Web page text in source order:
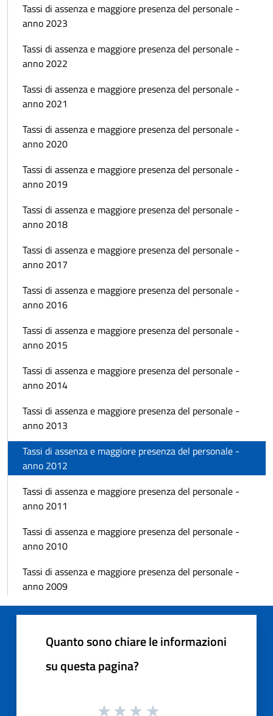
Tassi di assenza e maggiore presenza del personale -
anno 2023
Tassi di assenza e maggiore presenza del personale -
anno 2022
Tassi di assenza e maggiore presenza del personale -
anno 2021
Tassi di assenza e maggiore presenza del personale -
anno 2020
Tassi di assenza e maggiore presenza del personale -
anno 2019
Tassi di assenza e maggiore presenza del personale -
anno 2018
Tassi di assenza e maggiore presenza del personale -
anno 2017
Tassi di assenza e maggiore presenza del personale -
anno 2016
Tassi di assenza e maggiore presenza del personale -
anno 2015
Tassi di assenza e maggiore presenza del personale -
anno 2014
Tassi di assenza e maggiore presenza del personale -
anno 2013
Tassi di assenza e maggiore presenza del personale -
anno 2012
Tassi di assenza e maggiore presenza del personale -
anno 2011
Tassi di assenza e maggiore presenza del personale -
anno 2010
Tassi di assenza e maggiore presenza del personale -
anno 2009
Quanto sono chiare le informazioni
su questa pagina?